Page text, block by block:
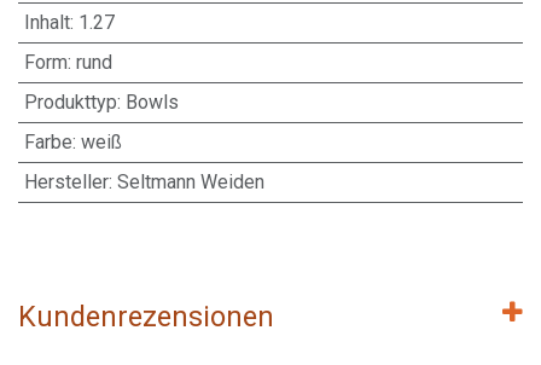
Inhalt: 1.27
Form: rund
Produkttyp: Bowls
Farbe: weiß
Hersteller: Seltmann Weiden
Kundenrezensionen